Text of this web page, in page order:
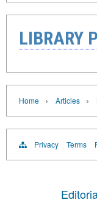
LIBRARY
Home › Articles ›
Privacy Terms